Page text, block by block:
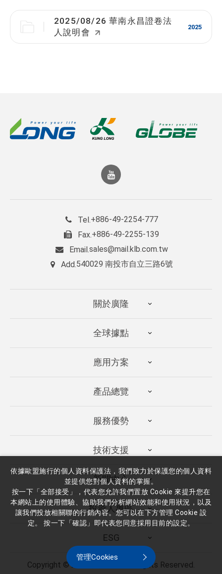
2025/08/26 華南永昌證卷法
人說明會
2025
Tel.+886-49-2254-777
Fax.+886-49-2255-139
Email.sales@mail.klb.com.tw
Add.540029 南投市自立三路6號
關於廣隆
全球據點
應用方案
產品總覽
服務優勢
技術支援
新聞中心
投資人專區
ESG
Copyright © 2026 All Rights Reserved.
依據歐盟施行的個人資料保護法，我們致力於保護您的個人資料
並提供您對個人資料的掌握。
按一下「全部接受」，代表您允許我們置放 Cookie 來提升您在
本網站上的使用體驗、協助我們分析網站效能和使用狀況，以及
讓我們投放相關聯的行銷內容。您可以在下方管理 Cookie 設
定。 按一下「確認」即代表您同意採用目前的設定。
管理Cookies